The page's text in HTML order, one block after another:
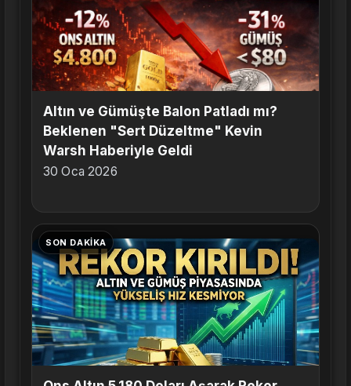
Altın ve Gümüşte Balon Patladı mı?
Beklenen "Sert Düzeltme" Kevin
Warsh Haberiyle Geldi
30 Oca 2026
SON DAKIKA